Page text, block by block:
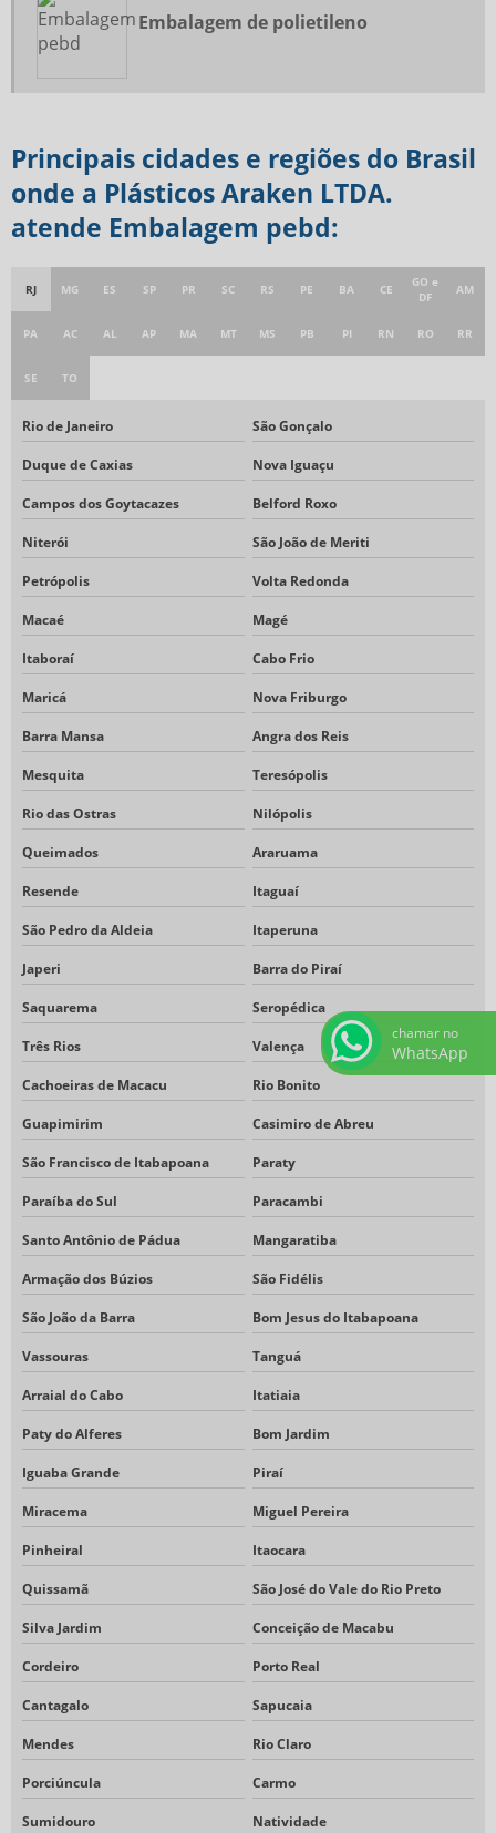
Embalagem de polietileno
Principais cidades e regiões do Brasil
onde a Plásticos Araken LTDA.
atende Embalagem pebd:
RJ MG ES SP PR SC RS PE BA CE
GO e
DF
AM
PA AC AL AP MA MT MS PB PI RN RO RR
SE TO
Rio de Janeiro São Gonçalo
Duque de Caxias Nova Iguaçu
Campos dos Goytacazes Belford Roxo
Niterói São João de Meriti
Petrópolis Volta Redonda
Macaé Magé
Itaboraí Cabo Frio
Maricá Nova Friburgo
Barra Mansa Angra dos Reis
Mesquita Teresópolis
Rio das Ostras Nilópolis
Queimados Araruama
Resende Itaguaí
São Pedro da Aldeia Itaperuna
Japeri Barra do Piraí
Saquarema Seropédica
Três Rios Valença
Cachoeiras de Macacu Rio Bonito
Guapimirim Casimiro de Abreu
São Francisco de Itabapoana Paraty
Paraíba do Sul Paracambi
Santo Antônio de Pádua Mangaratiba
Armação dos Búzios São Fidélis
São João da Barra Bom Jesus do Itabapoana
Vassouras Tanguá
Arraial do Cabo Itatiaia
Paty do Alferes Bom Jardim
Iguaba Grande Piraí
Miracema Miguel Pereira
Pinheiral Itaocara
Quissamã São José do Vale do Rio Preto
Silva Jardim Conceição de Macabu
Cordeiro Porto Real
Cantagalo Sapucaia
Mendes Rio Claro
Porciúncula Carmo
Sumidouro Natividade
chamar no
WhatsApp